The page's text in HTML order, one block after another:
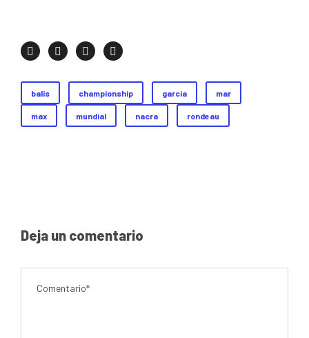
balís championship garcia mar
max mundial nacra rondeau
Deja un comentario